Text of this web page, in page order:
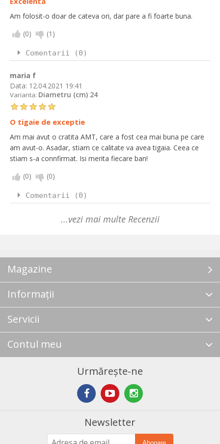
Am folosit-o doar de cateva ori, dar pare a fi foarte buna.
(0) (1 )
Comentarii (0)
maria f
Data: 12.04.2021 19:41
Varianta: Diametru (cm) 24
O tigaie de exceptie
Am mai avut o cratita AMT, care a fost cea mai buna pe care
am avut-o. Asadar, stiam ce calitate va avea tigaia. Ceea ce
stiam s-a connfirmat. Isi merita fiecare ban!
(0) (0)
Comentarii (0)
...vezi mai multe Recenzii
Magazine
Informații
Servicii
Contul meu
Urmărește-ne
Newsletter